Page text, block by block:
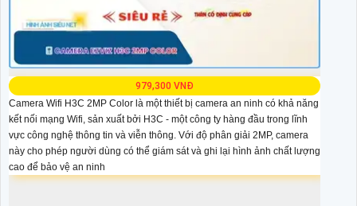
979,300 VNĐ
Camera Wifi H3C 2MP Color là một thiết bị camera an ninh có khả năng
kết nối mạng Wifi, sản xuất bởi H3C - một công ty hàng đầu trong lĩnh
vực công nghệ thông tin và viễn thông. Với độ phân giải 2MP, camera
này cho phép người dùng có thể giám sát và ghi lại hình ảnh chất lượng
cao để bảo vệ an ninh